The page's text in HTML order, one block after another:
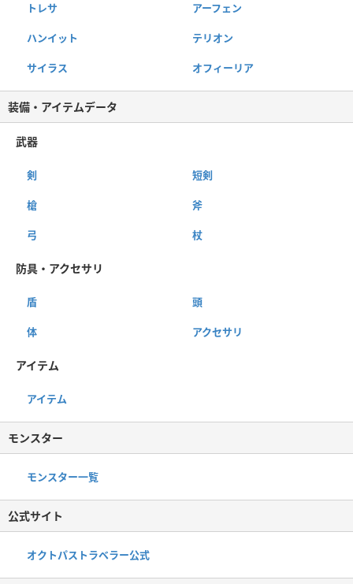
トレサ アーフェン
ハンイット テリオン
サイラス オフィーリア
装備・アイテムデータ
武器
剣 短剣
槍 斧
弓 杖
防具・アクセサリ
盾 頭
体 アクセサリ
アイテム
アイテム
モンスター
モンスター一覧
公式サイト
オクトパストラベラー公式